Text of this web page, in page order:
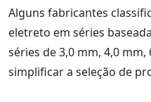
Alguns fabricantes
eletreto em séries
séries de 3,0 mm, 4,0
simplificar a seleção de